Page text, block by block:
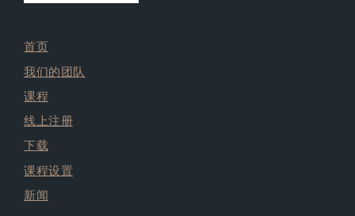
首页
我们的团队
课程
线上注册
下载
课程设置
新闻